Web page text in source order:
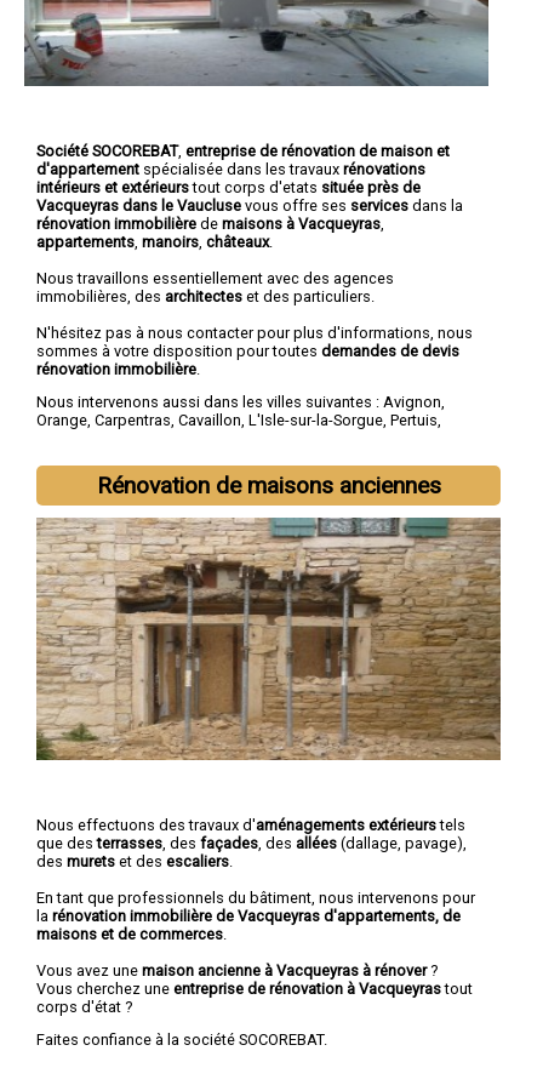
Société SOCOREBAT, entreprise de rénovation de maison et
d'appartement spécialisée dans les travaux rénovations
intérieurs et extérieurstout corps d'etats située près de
Vacqueyras dans le Vaucluse vous offre ses services dans la
rénovation immobilière de maisons à Vacqueyras
appartements manoirs châteaux.
Nous travaillons essentiellement avec des agences
immobilières, des architectes et des particuliers.
N'hésitez pas à nous contacter pour plus d'informations, nous
sommes à votre disposition pour toutes demandes de devis
rénovation immobilière
Nous intervenons aussi dans les villes suivantes : Avignon,
Orange, Carpentras, Cavaillon, L'Isle-sur-la-Sorgue, Pertuis,
Rénovation de maisons anciennes
Nous effectuons des travaux d'aménagements extérieurstels
que desterrasses , des façades , des allées (dallage, pavage),
des murets et des escaliers
En tant que professionnels du bâtiment, nous intervenons pour
la rénovation immobilière de Vacqueyras d'appartements, de
maisons et de commerces
Vous avez une maison ancienne à Vacqueyras à rénover?
Vous cherchez une entreprise de rénovation à Vacqueyrastout
corps d'état ?
Faites confiance à la société SOCOREBAT.